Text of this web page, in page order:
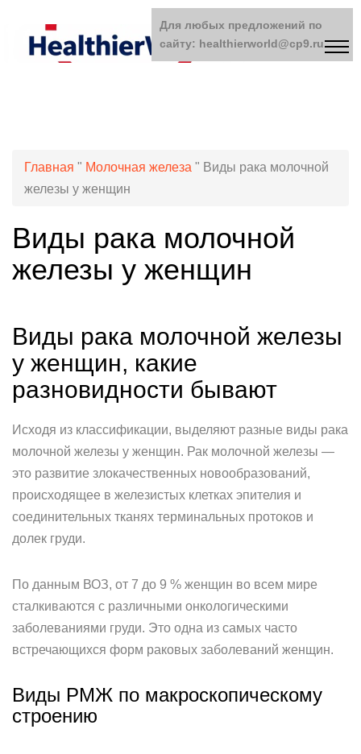
Главная " Молочная железа " Виды рака молочной
железы у женщин
Виды рака молочной
железы у женщин
Виды рака молочной железы
у женщин, какие
разновидности бывают
Исходя из классификации, выделяют разные виды рака
молочной железы у женщин. Рак молочной железы —
это развитие злокачественных новообразований,
происходящее в железистых клетках эпителия и
соединительных тканях терминальных протоков и
долек груди.
По данным ВОЗ, от 7 до 9 % женщин во всем мире
сталкиваются с различными онкологическими
заболеваниями груди. Это одна из самых часто
встречающихся форм раковых заболеваний женщин.
Виды РМЖ по макроскопическому
строению
Для любых предложений по
сайту: healthierworld@cp9.ru